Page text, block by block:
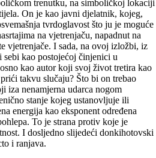
trenutku, na simboličkoj lokaciji
On je kao javni djelatnik, kojeg,
tvrdoglavost što ju je moguće
na vjetrenjaču, napadnut na
vjetrenjače. I sada, na ovoj izložbi, iz
kao postojećoj činjenici u
kao autor koji svoj život tretira kao
takvu slučaju? Što bi on trebao
iza nenamjerna udarca nogom
stanje kojeg ustanovljuje ili
energija kao eksponent određena
To je strana protiv koje je
I dosljedno slijedeći donkihotovski
i ranjava.